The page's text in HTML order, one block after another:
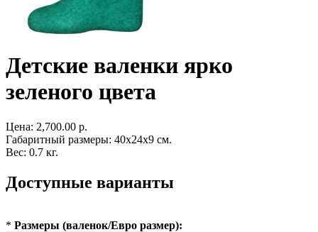
Детские валенки ярко
зеленого цвета
Цена: 2,700.00 р.
Габаритный размеры: 40x24x9 см.
Вес: 0.7 кг.
Доступные варианты
* Размеры (валенок/Евро размер):